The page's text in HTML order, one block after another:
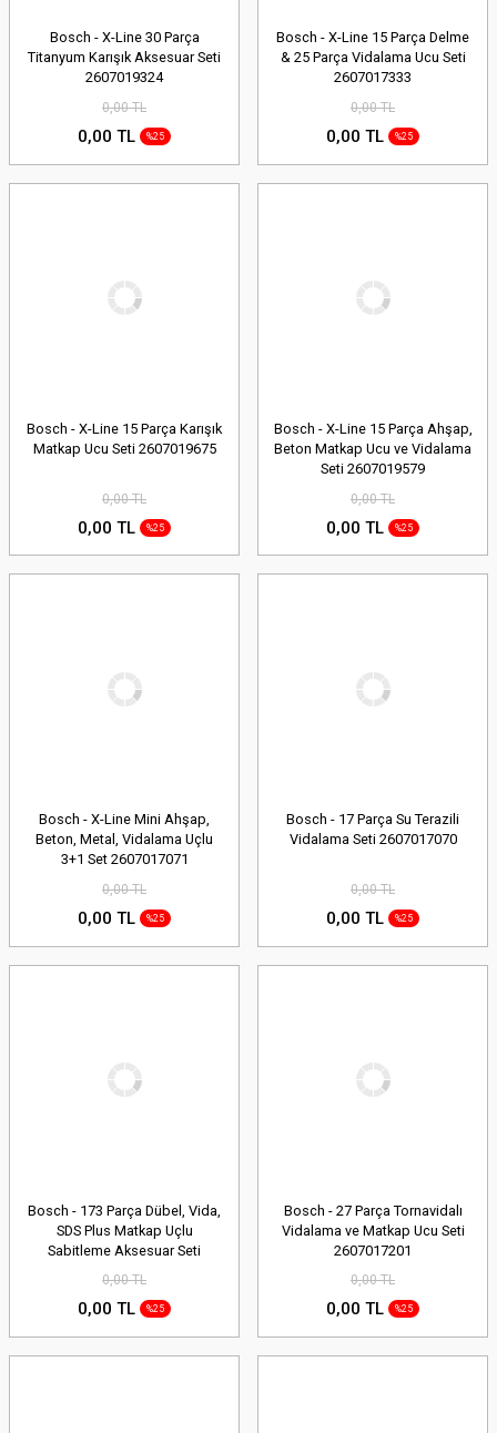
Bosch - X-Line 30 Parça
Titanyum Karışık Aksesuar Seti
2607019324
0,00 TL
0,00 TL %25
Bosch - X-Line 15 Parça Delme
& 25 Parça Vidalama Ucu Seti
2607017333
0,00 TL
0,00 TL %25
Bosch - X-Line 15 Parça Karışık
Matkap Ucu Seti 2607019675
0,00 TL
0,00 TL %25
Bosch - X-Line 15 Parça Ahşap,
Beton Matkap Ucu ve Vidalama
Seti 2607019579
0,00 TL
0,00 TL %25
Bosch - X-Line Mini Ahşap,
Beton, Metal, Vidalama Uçlu
3+1 Set 2607017071
0,00 TL
0,00 TL %25
Bosch - 17 Parça Su Terazili
Vidalama Seti 2607017070
0,00 TL
0,00 TL %25
Bosch - 173 Parça Dübel, Vida,
SDS Plus Matkap Uçlu
Sabitleme Aksesuar Seti
0,00 TL
0,00 TL %25
Bosch - 27 Parça Tornavidalı
Vidalama ve Matkap Ucu Seti
2607017201
0,00 TL
0,00 TL %25